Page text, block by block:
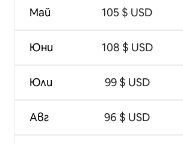
Май
Юни
Юли
Авг
105 $ USD
108 $ USD
99 $ USD
96 $ USD